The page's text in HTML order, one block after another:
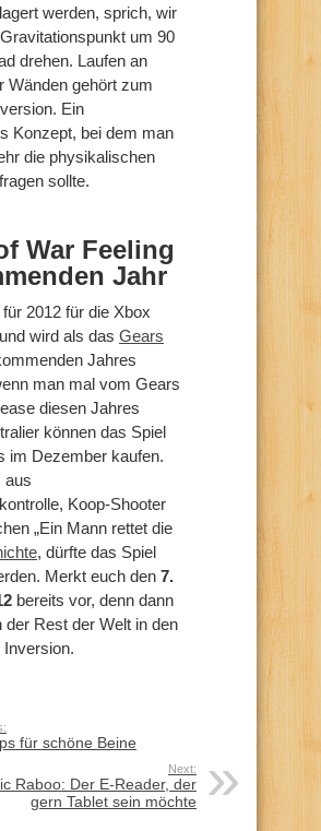
werden, sprich, wir
um 90
drehen. Laufen an
Wänden gehört zum
Ein
Konzept, bei dem man
die physikalischen
sollte.
War Feeling
Jahr
2012 für die Xbox
wird als das Gears
Jahres
man mal vom Gears
diesen Jahres
können das Spiel
im Dezember kaufen.
aus
Koop-Shooter
„Ein Mann rettet die
, dürfte das Spiel
Merkt euch den 7.
bereits vor, denn dann
der Rest der Welt in den
für schöne Beine
Next:
Raboo: Der E-Reader, der
gern Tablet sein möchte